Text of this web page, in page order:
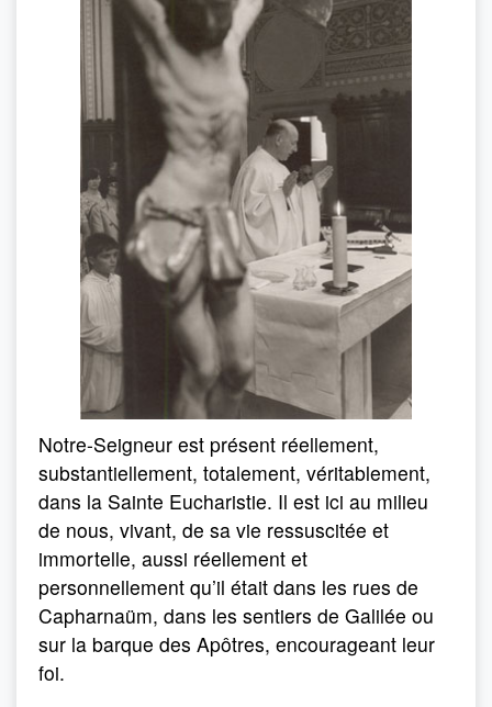
Notre-Seigneur est présent réellement,
substantiellement, totalement, véritablement,
dans la Sainte Eucharistie. Il est ici au milieu
de nous, vivant, de sa vie ressuscitée et
immortelle, aussi réellement et
personnellement qu’il était dans les rues de
Capharnaüm, dans les sentiers de Galilée ou
sur la barque des Apôtres, encourageant leur
foi.